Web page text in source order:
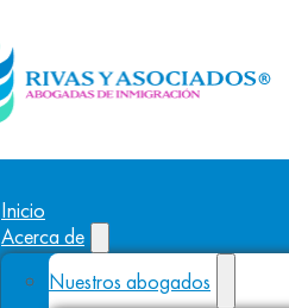
Inicio
Acerca de
Nuestros abogados